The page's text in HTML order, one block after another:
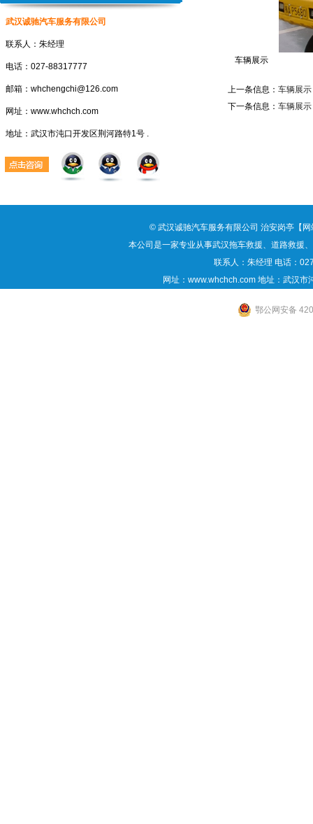
武汉诚驰汽车服务有限公司
联系人：朱经理
电话：027-88317777
邮箱：whchengchi@126.com
网址：www.whchch.com
地址：武汉市沌口开发区荆河路特1号 .
车辆展示
上一条信息： 车辆展示
下一条信息： 车辆展示
©武汉诚驰汽车服务有限公司 治安岗亭【
本公司是一家专业从事武汉拖车救援、道路救援
联系人：朱经理 电话：
网址：www.whchch.com 地址：武汉
鄂公网安备